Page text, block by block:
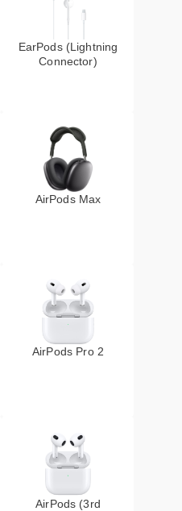
EarPods (Lightning
Connector)
AirPods Max
AirPods Pro 2
AirPods (3rd